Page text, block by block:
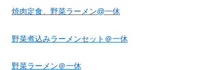
焼肉定食、野菜ラーメン@一休
野菜煮込みラーメンセット＠一休
野菜ラーメン＠一休